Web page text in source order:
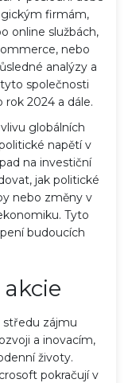
firmám,
online službách,
nebo
analýzy a
společnosti
2024 a dále.
globálních
napětí v
na investiční
jak politické
nebo změny v
Tyto
budoucích
středu zájmu
a inovacím,
životy.
pokračují v